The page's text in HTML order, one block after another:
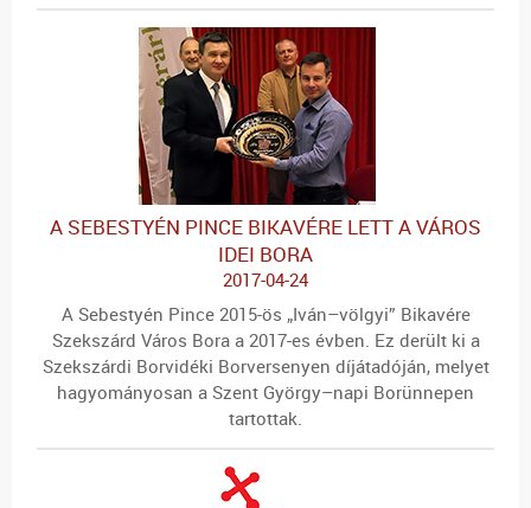
A SEBESTYÉN PINCE BIKAVÉRE LETT A VÁROS
IDEI BORA
2017-04-24
A Sebestyén Pince 2015-ös „Iván–völgyi” Bikavére
Szekszárd Város Bora a 2017-es évben. Ez derült ki a
Szekszárdi Borvidéki Borversenyen díjátadóján, melyet
hagyományosan a Szent György–napi Borünnepen
tartottak.